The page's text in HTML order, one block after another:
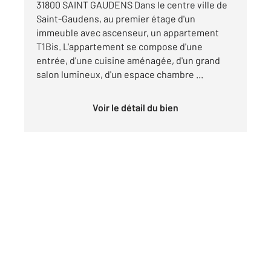
31800 SAINT GAUDENS Dans le centre ville de
Saint-Gaudens, au premier étage d'un
immeuble avec ascenseur, un appartement
T1Bis. L'appartement se compose d'une
entrée, d'une cuisine aménagée, d'un grand
salon lumineux, d'un espace chambre ...
Voir le détail du bien